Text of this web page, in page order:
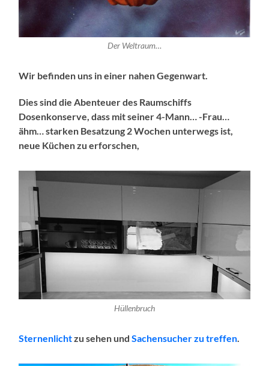
Der Weltraum…
Wir befinden uns in einer nahen Gegenwart.
Dies sind die Abenteuer des Raumschiffs
Dosenkonserve, dass mit seiner 4-Mann… -Frau…
ähm… starken Besatzung 2 Wochen unterwegs ist,
neue Küchen zu erforschen,
Hüllenbruch
Sternenlichtzu sehen undSachensucher zu treffen.